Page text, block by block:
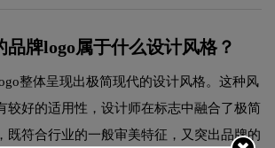
品牌logo属于什么设计风格？
整体呈现出极简现代的设计风格。这种风
较好的适用性，设计师在标志中融合了极简
既符合行业的一般审美特征，又突出品牌的